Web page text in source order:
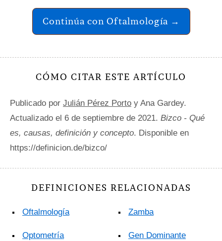
Continúa con Oftalmología →
CÓMO CITAR ESTE ARTÍCULO
Publicado por Julián Pérez Porto y Ana Gardey.
Actualizado el 6 de septiembre de 2021. Bizco - Qué
es, causas, definición y concepto. Disponible en
https://definicion.de/bizco/
DEFINICIONES RELACIONADAS
Oftalmología
Optometría
Zamba
Gen Dominante